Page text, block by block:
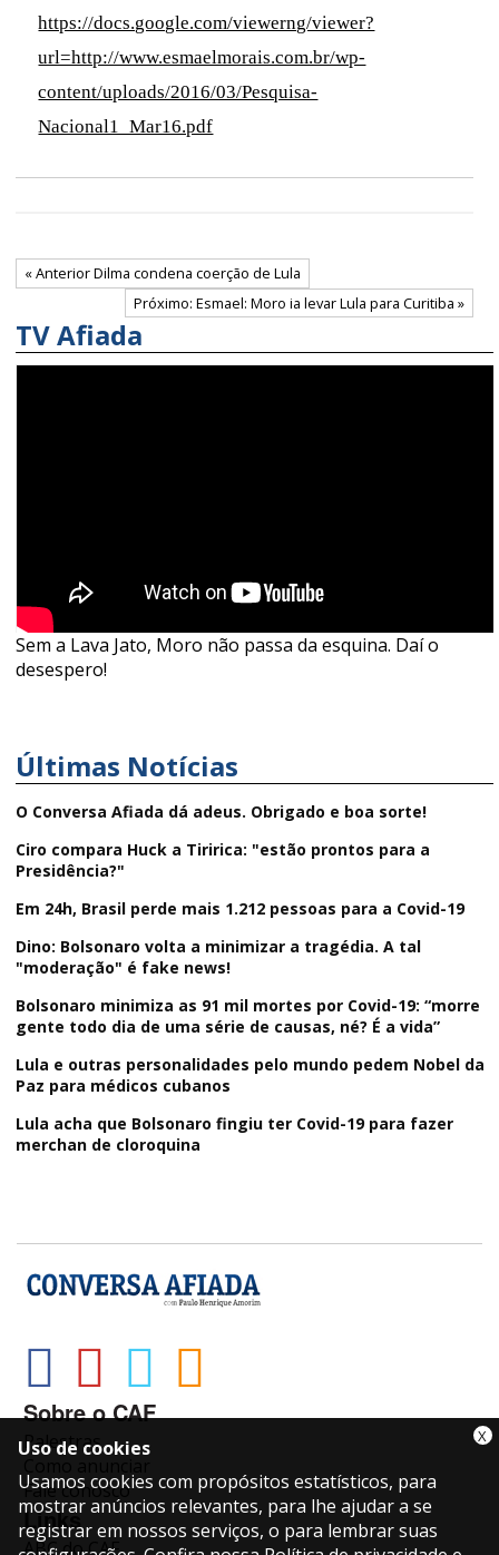
https://docs.google.com/viewerng/viewer?
url=http://www.esmaelmorais.com.br/wp-
content/uploads/2016/03/Pesquisa-
Nacional1_Mar16.pdf
« Anterior Dilma condena coerção de Lula
Próximo: Esmael: Moro ia levar Lula para Curitiba »
TV Afiada
Sem a Lava Jato, Moro não passa da esquina. Daí o
desespero!
Últimas Notícias
O Conversa Afiada dá adeus. Obrigado e boa sorte!
Ciro compara Huck a Tiririca: "estão prontos para a
Presidência?"
Em 24h, Brasil perde mais 1.212 pessoas para a Covid-19
Dino: Bolsonaro volta a minimizar a tragédia. A tal
"moderação" é fake news!
Bolsonaro minimiza as 91 mil mortes por Covid-19: “morre
gente todo dia de uma série de causas, né? É a vida”
Lula e outras personalidades pelo mundo pedem Nobel da
Paz para médicos cubanos
Lula acha que Bolsonaro fingiu ter Covid-19 para fazer
merchan de cloroquina
Sobre o CAF
Palestras
Fale conosco
Links
ABC do CAF
X
Uso de cookies
Usamos cookies com propósitos estatísticos, para
mostrar anúncios relevantes, para lhe ajudar a se
registrar em nossos serviços, o para lembrar suas